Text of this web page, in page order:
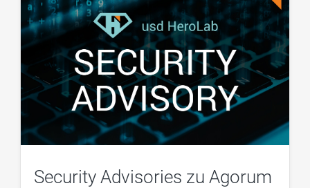
Security Advisories zu Agorum